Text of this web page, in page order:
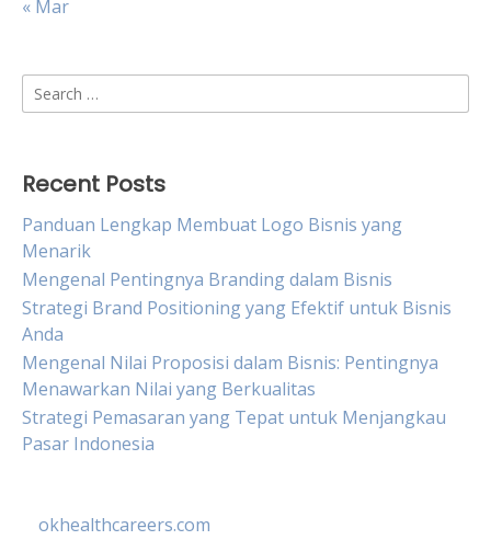
« Mar
Search
for:
Recent Posts
Panduan Lengkap Membuat Logo Bisnis yang
Menarik
Mengenal Pentingnya Branding dalam Bisnis
Strategi Brand Positioning yang Efektif untuk Bisnis
Anda
Mengenal Nilai Proposisi dalam Bisnis: Pentingnya
Menawarkan Nilai yang Berkualitas
Strategi Pemasaran yang Tepat untuk Menjangkau
Pasar Indonesia
okhealthcareers.com